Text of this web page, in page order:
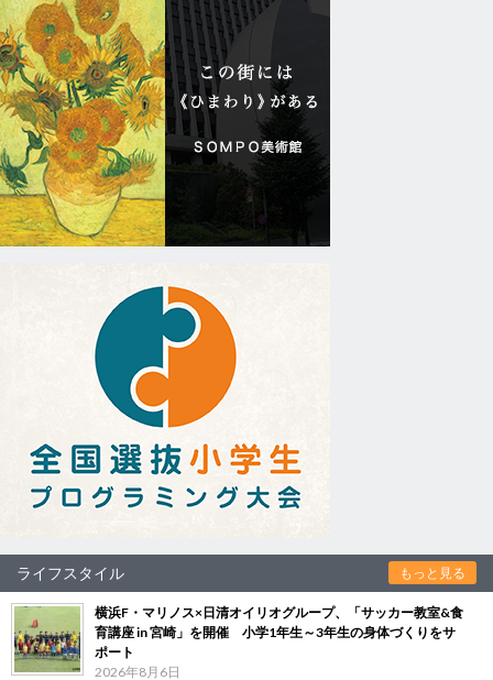
ライフスタイル もっと見る
横浜F・マリノス×日清オイリオグループ、「サッカー教室&食
育講座 in 宮崎」を開催 小学1年生～3年生の身体づくりをサ
ポート
2026年8月6日